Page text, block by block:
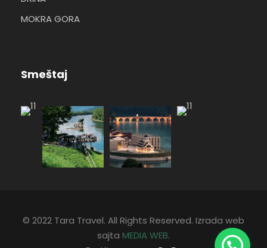
MOKRA GORA
Smeštaj
© 2022 Tara Travel. All Rights Reserved. Izrada web
sajta MEDIA WEB.